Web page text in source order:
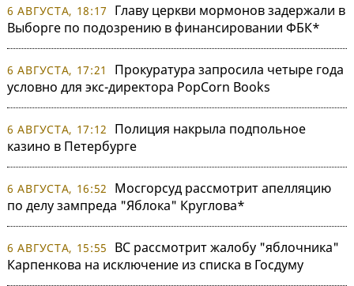
6 АВГУСТА, 18:17
Главу церкви мормонов задержали в
Выборге по подозрению в финансировании ФБК*
6 АВГУСТА, 17:21
Прокуратура запросила четыре года
условно для экс-директора PopCorn Books
6 АВГУСТА, 17:12
Полиция накрыла подпольное
казино в Петербурге
6 АВГУСТА, 16:52
Мосгорсуд рассмотрит апелляцию
по делу зампреда "Яблока" Круглова*
6 АВГУСТА, 15:55
ВС рассмотрит жалобу "яблочника"
Карпенкова на исключение из списка в Госдуму